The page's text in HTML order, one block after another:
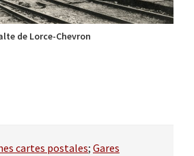
de Lorce-Chevron
cartes postales; Gares